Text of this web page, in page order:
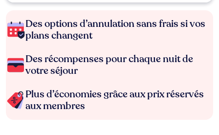
Des options d’annulation sans frais si vos
plans changent
Des récompenses pour chaque nuit de
votre séjour
Plus d’économies grâce aux prix réservés
aux membres